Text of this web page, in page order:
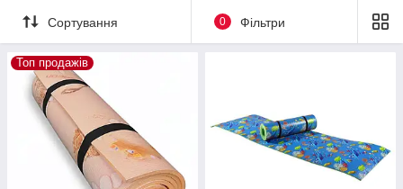
Сортування 0 Фільтри
Топ продажів